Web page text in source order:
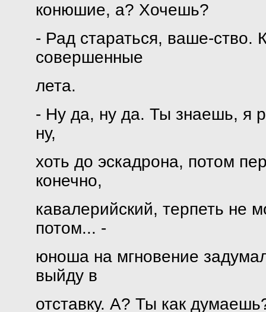
конюшие, а? Хочешь?
- Рад стараться, ваше-ство.
совершенные
лета.
- Ну да, ну да. Ты знаешь, я
ну,
хоть до эскадрона, потом
конечно,
кавалерийский, терпеть не
потом... -
юноша на мгновение
выйду в
отставку. А? Ты как